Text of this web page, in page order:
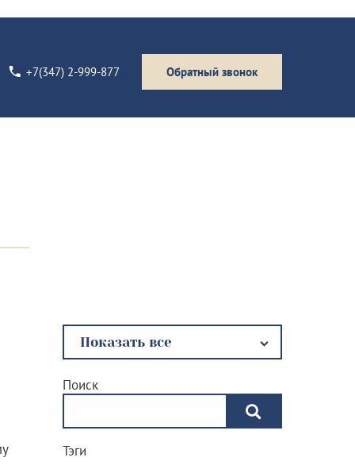
+7(347) 2-999-877 Обратный звонок
Поиск
Тэги